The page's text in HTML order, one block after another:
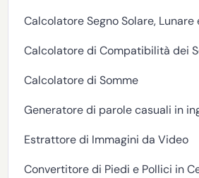
Calcolatore Segno Solare, Lunare
Calcolatore di Compatibilità dei
Calcolatore di Somme
Generatore di parole casuali in
Estrattore di Immagini da Video
Convertitore di Piedi e Pollici in